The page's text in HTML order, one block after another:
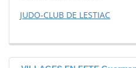
JUDO-CLUB DE LESTIAC